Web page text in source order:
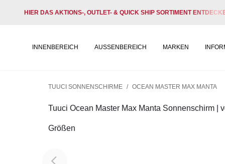
HIER DAS AKTIONS-, OUTLET- & QUICK SHIP SORTIMENT
INNENBEREICH AUSSENBEREICH MARKEN
TUUCI SONNENSCHIRME / OCEAN MASTER MAX MANTA
Tuuci Ocean Master Max Manta Sonnenschirm |
Größen